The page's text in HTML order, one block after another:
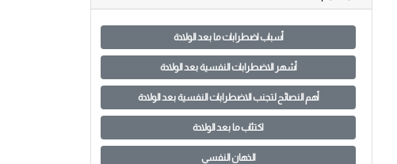
أسباب اضطرابات ما بعد الولادة
أشهر الاضطرابات النفسية بعد الولادة
أهم النصائح لتجنب الاضطرابات النفسية بعد الولادة
اكتئاب ما بعد الولادة
الذهان النفسي